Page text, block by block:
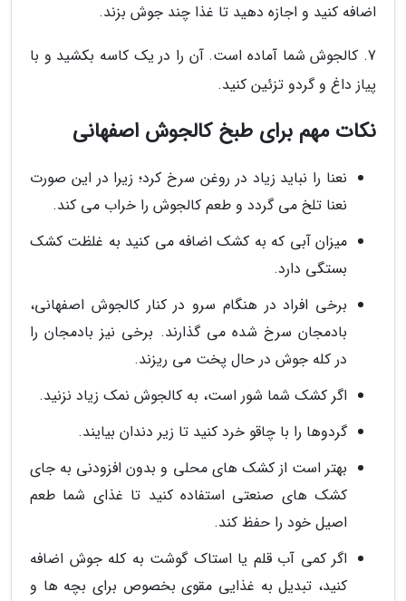
اضافه کنید و اجازه دهید تا غذا چند جوش بزند.
7. کالجوش شما آماده است. آن را در یک کاسه بکشید و با
پیاز داغ و گردو تزئین کنید.
نکات مهم برای طبخ کالجوش اصفهانی
نعنا را نباید زیاد در روغن سرخ کرد؛ زیرا در این صورت
نعنا تلخ می گردد و طعم کالجوش را خراب می کند.
میزان آبی که به کشک اضافه می کنید به غلظت کشک
بستگی دارد.
برخی افراد در هنگام سرو در کنار کالجوش اصفهانی،
بادمجان سرخ شده می گذارند. برخی نیز بادمجان را
در کله جوش در حال پخت می ریزند.
اگر کشک شما شور است، به کالجوش نمک زیاد نزنید.
گردوها را با چاقو خرد کنید تا زیر دندان بیایند.
بهتر است از کشک های محلی و بدون افزودنی به جای
کشک های صنعتی استفاده کنید تا غذای شما طعم
اصیل خود را حفظ کند.
اگر کمی آب قلم یا استاک گوشت به کله جوش اضافه
کنید، تبدیل به غذایی مقوی بخصوص برای بچه ها و